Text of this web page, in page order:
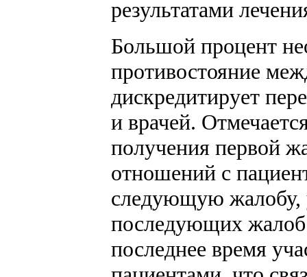
результатами
Большой процент
противостояние
дискредитирует
и врачей.
получения первой
отношений с
следующую жалобу,
последующих
последнее время